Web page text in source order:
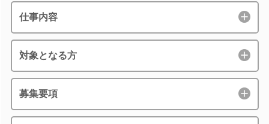
仕事内容
対象となる方
募集要項